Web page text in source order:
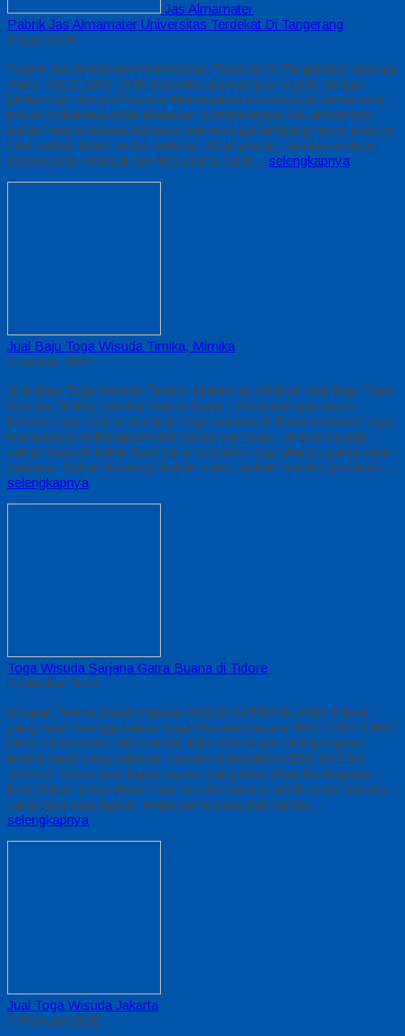
Jas Almamater
Pabrik Jas Almamater Universitas Terdekat Di Tangerang
4 April 2026
Pabrik Jas Almamater Universitas Terdekat Di Tangerang Hubungi
Kami : 0812-2282-1060 Konveksi jas kampus murah dengan
jahitan rapi dan profesional Menetapkan konveksi jas almamater
murah sebaiknya tidak dilakukan sembarangan Jas almamater
bukan hanya busana kampus, namun juga lambang resmi institusi
Oleh sebab itulah, mutu material, detail jahitan, dan kecocokan
desain perlu menjadi prioritas utama Saat… selengkapnya
Jual Baju Toga Wisuda Timika, Mimika
4 Januari 2021
Jual Baju Toga Wisuda Timika, Mimika by Alfairuz Jual Baju Toga
Wisuda Timika, Mimika Papua Barat – Produsen pemasok
busana toga. terima pesanan toga wisuda, di dunia konveksi toga
mempunyai beberapa model bahan kain toga. Umumnya ada
sekian banyak bahan/kain yang konveksi toga alfairuz pakai salah
satunya : bahan bestway, bahan saten, bahan beludru, jet-black….
selengkapnya
Toga Wisuda Sarjana Gatra Buana di Tidore
4 Oktober 2024
Ucapan Terima Kasih Kepada AKBID GATRA BUANA Tidore
yang Telah Menggunakan Toga Wisuda Sarjana 0812-2282-1060 /
0822-1810-8428 / 0852-8008-4081 Kami ingin mengucapkan
terima kasih yang sebesar-besarnya kepada AKBID GATRA
BUANA Tidore atas kepercayaan yang telah diberikan kepada
kami dalam penyediaan toga wisuda sarjana untuk acara wisuda
yang baru saja digelar. Kerja sama yang baik antara…
selengkapnya
Jual Toga Wisuda Jakarta
7 Februari 2026